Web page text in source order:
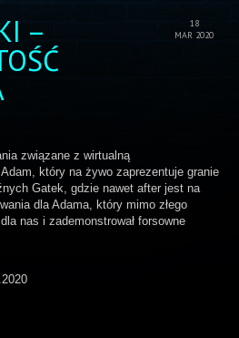
18
MAR 2020
–
związane z wirtualną
który na żywo zaprezentuje granie
Gatek, gdzie nawet after jest na
dla Adama, który mimo złego
nas i zademonstrował forsowne